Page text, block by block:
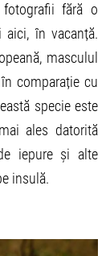
fără o
în vacanță.
masculul
comparație cu
specie este
ales datorită
iepure și alte
insulă.